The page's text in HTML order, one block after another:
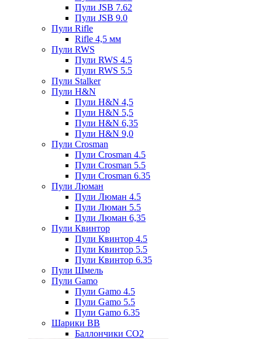
Пули JSB 7.62
Пули JSB 9.0
Пули Rifle
Rifle 4,5 мм
Пули RWS
Пули RWS 4.5
Пули RWS 5.5
Пули Stalker
Пули H&N
Пули H&N 4,5
Пули H&N 5,5
Пули H&N 6,35
Пули H&N 9,0
Пули Crosman
Пули Crosman 4.5
Пули Crosman 5.5
Пули Crosman 6.35
Пули Люман
Пули Люман 4.5
Пули Люман 5.5
Пули Люман 6,35
Пули Квинтор
Пули Квинтор 4.5
Пули Квинтор 5.5
Пули Квинтор 6.35
Пули Шмель
Пули Gamo
Пули Gamo 4.5
Пули Gamo 5.5
Пули Gamo 6.35
Шарики BB
Баллончики CO2